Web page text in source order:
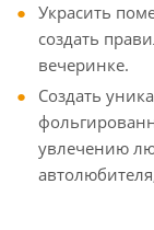
Украсить
создать
вечеринке.
Создать
увлечению